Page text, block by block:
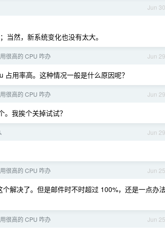
Jun 30
然，新系统变化也没有太大。
Jun 29
很高的 CPU 咋办
用率高。这种情况一般是什么原因呢？
Jun 29
很高的 CPU 咋办
我挨个关掉试试？
Jun 29
Jun 25
很高的 CPU 咋办
解决了。但是邮件时不时超过 100%，还是一点办
Jun 25
很高的 CPU 咋办